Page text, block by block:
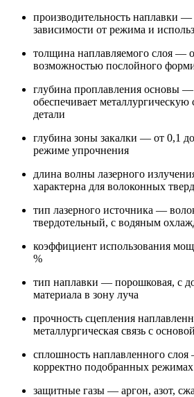
производительность наплавки —
зависимости от режима и
толщина наплавляемого слоя —
возможностью послойного
глубина проплавления основы
обеспечивает металлургическую
детали
глубина зоны закалки — от 0,1
режиме упрочнения
длина волны лазерного
характерна для волоконных
тип лазерного источника —
твердотельный, с водяным
коэффициент использования
%
тип наплавки — порошковая, с
материала в зону луча
прочность сцепления
металлургическая связь с основой
сплошность наплавленного
корректно подобранных режимах
защитные газы — аргон, азот,